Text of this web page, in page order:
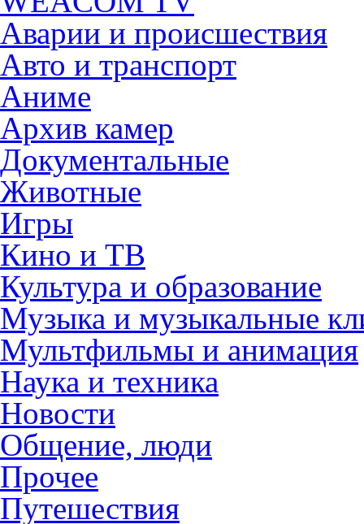
Аварии и происшествия
Авто и транспорт
Аниме
Архив камер
Документальные
Животные
Игры
Кино и ТВ
Культура и образование
Музыка и музыкальные
Мультфильмы и анимация
Наука и техника
Новости
Общение, люди
Прочее
Путешествия